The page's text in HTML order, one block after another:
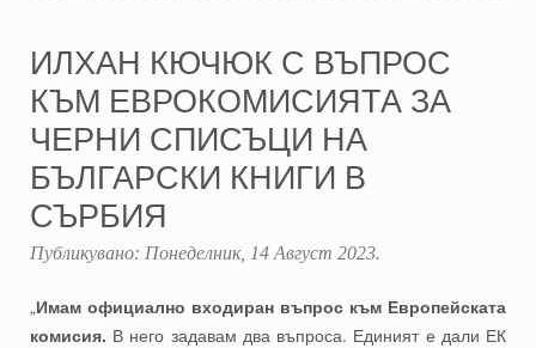
ИЛХАН КЮЧЮК С ВЪПРОС
КЪМ ЕВРОКОМИСИЯТА ЗА
ЧЕРНИ СПИСЪЦИ НА
БЪЛГАРСКИ КНИГИ В
СЪРБИЯ
Публикувано: Понеделник, 14 Август 2023.
„Имам официално входиран въпрос към Европейската
комисия. В него задавам два въпроса. Единият е дали ЕК